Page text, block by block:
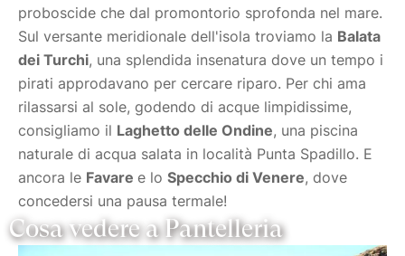
Cosa vedere a Pantelleria
proboscide che dal promontorio sprofonda nel mare.
Sul versante meridionale dell'isola troviamo la Balata
dei Turchi, una splendida insenatura dove un tempo i
pirati approdavano per cercare riparo. Per chi ama
rilassarsi al sole, godendo di acque limpidissime,
consigliamo il Laghetto delle Ondine, una piscina
naturale di acqua salata in località Punta Spadillo. E
ancora le Favare e lo Specchio di Venere, dove
concedersi una pausa termale!